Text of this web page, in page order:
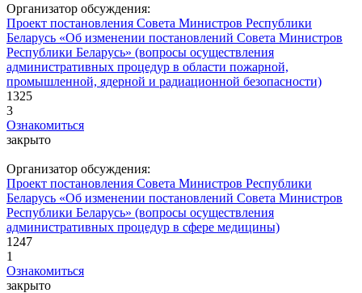
Организатор обсуждения:
Проект постановления Совета Министров Республики
Беларусь «Об изменении постановлений Совета Министров
Республики Беларусь» (вопросы осуществления
административных процедур в области пожарной,
промышленной, ядерной и радиационной безопасности)
1325
3
Ознакомиться
закрыто
Организатор обсуждения:
Проект постановления Совета Министров Республики
Беларусь «Об изменении постановлений Совета Министров
Республики Беларусь» (вопросы осуществления
административных процедур в сфере медицины)
1247
1
Ознакомиться
закрыто